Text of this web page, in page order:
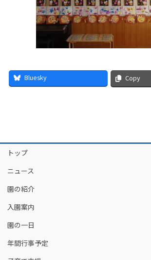
Bluesky Copy
トップ
ニュース
園の紹介
入園案内
園の一日
年間行事予定